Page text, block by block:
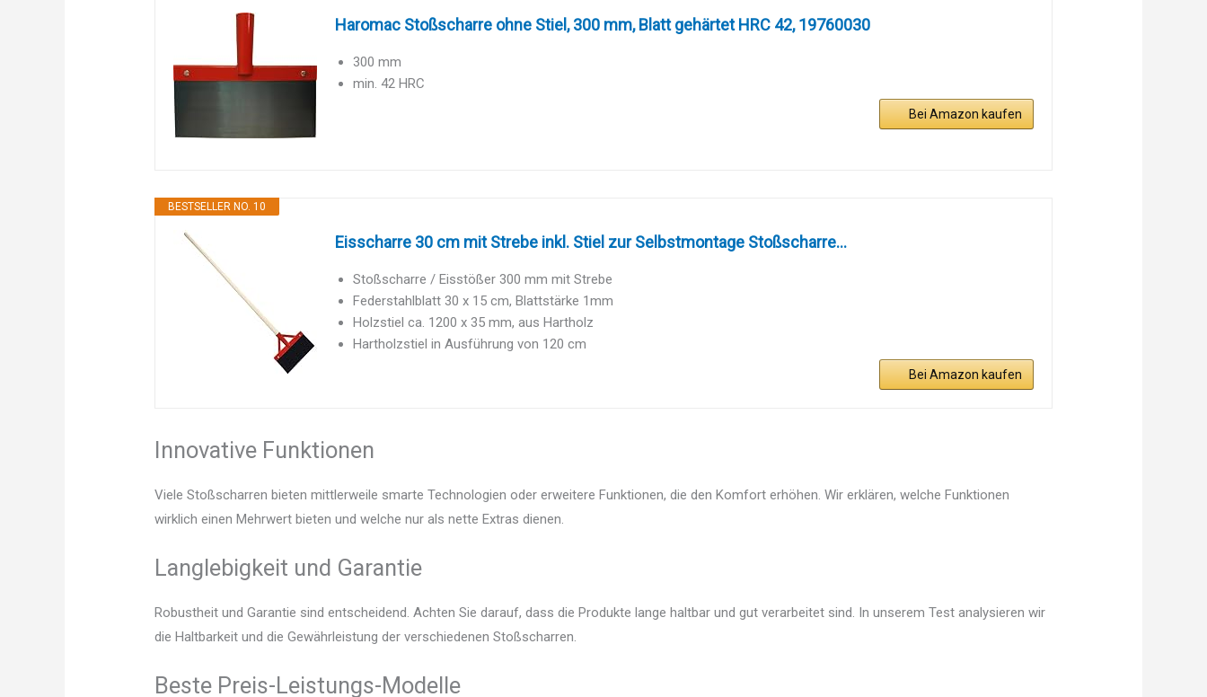
Haromac Stoßscharre ohne Stiel, 300 mm, Blatt gehärtet HRC 42, 19760030
300 mm
min. 42 HRC
Bei Amazon kaufen
BESTSELLER NO. 10
Eisscharre 30 cm mit Strebe inkl. Stiel zur Selbstmontage Stoßscharre...
Stoßscharre / Eisstößer 300 mm mit Strebe
Federstahlblatt 30 x 15 cm, Blattstärke 1mm
Holzstiel ca. 1200 x 35 mm, aus Hartholz
Hartholzstiel in Ausführung von 120 cm
Bei Amazon kaufen
Innovative Funktionen
Viele Stoßscharren bieten mittlerweile smarte Technologien oder erweitere Funktionen, die den Komfort erhöhen. Wir erklären, welche Funktionen
wirklich einen Mehrwert bieten und welche nur als nette Extras dienen.
Langlebigkeit und Garantie
Robustheit und Garantie sind entscheidend. Achten Sie darauf, dass die Produkte lange haltbar und gut verarbeitet sind. In unserem Test analysieren wir
die Haltbarkeit und die Gewährleistung der verschiedenen Stoßscharren.
Beste Preis-Leistungs-Modelle